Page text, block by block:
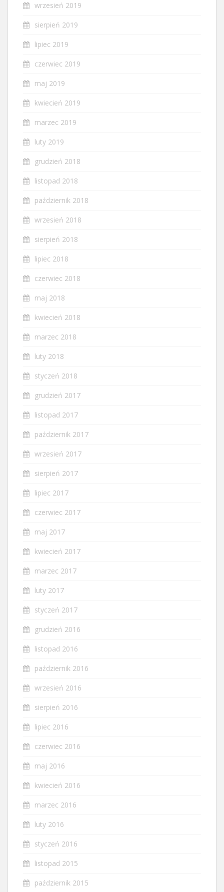
wrzesień 2019
sierpień 2019
lipiec 2019
czerwiec 2019
maj 2019
kwiecień 2019
marzec 2019
luty 2019
grudzień 2018
listopad 2018
październik 2018
wrzesień 2018
sierpień 2018
lipiec 2018
czerwiec 2018
maj 2018
kwiecień 2018
marzec 2018
luty 2018
styczeń 2018
grudzień 2017
listopad 2017
październik 2017
wrzesień 2017
sierpień 2017
lipiec 2017
czerwiec 2017
maj 2017
kwiecień 2017
marzec 2017
luty 2017
styczeń 2017
grudzień 2016
listopad 2016
październik 2016
wrzesień 2016
sierpień 2016
lipiec 2016
czerwiec 2016
maj 2016
kwiecień 2016
marzec 2016
luty 2016
styczeń 2016
listopad 2015
październik 2015